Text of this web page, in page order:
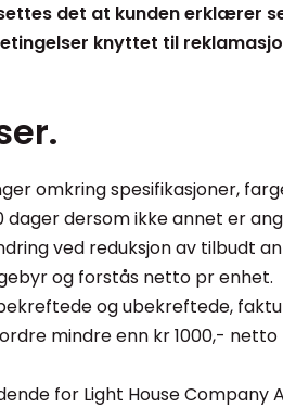
det at kunden erklærer
knyttet til
omkring spesifikasjoner,
dager dersom ikke annet er
ved reduksjon av tilbudt
og forstås netto pr enhet.
og ubekreftede,
mindre enn kr 1000,-
for Light House Company